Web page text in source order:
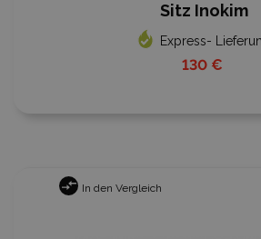
Sitz Inokim
Express-
130 €
In den Vergleich